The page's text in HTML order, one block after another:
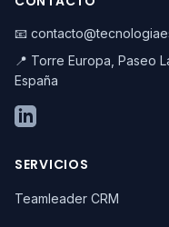
📧
📍 Torre Europa, Paseo
España
SERVICIOS
Teamleader CRM